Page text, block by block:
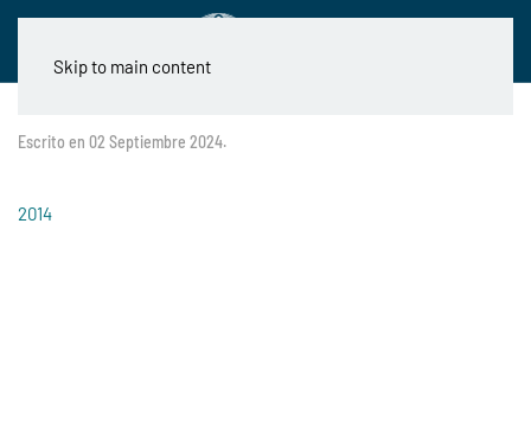
Skip to main content
Escrito en 02 Septiembre 2024.
2014